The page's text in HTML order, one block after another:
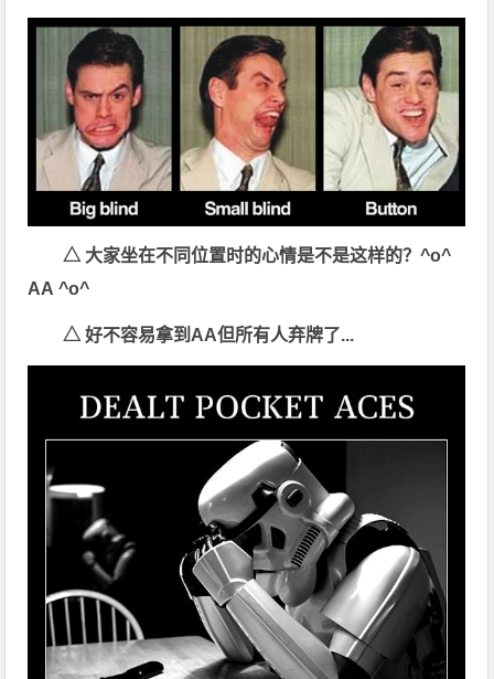
△ 大家坐在不同位置时的心情是不是这样的？^o^
AA ^o^
△好不容易拿到AA但所有人弃牌了...